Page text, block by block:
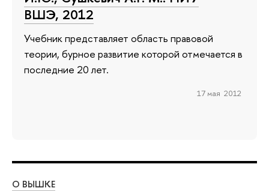
ВШЭ, 2012
Учебник представляет область правовой
теории, бурное развитие которой отмечается в
последние 20 лет.
17 мая 2012
О ВЫШКЕ